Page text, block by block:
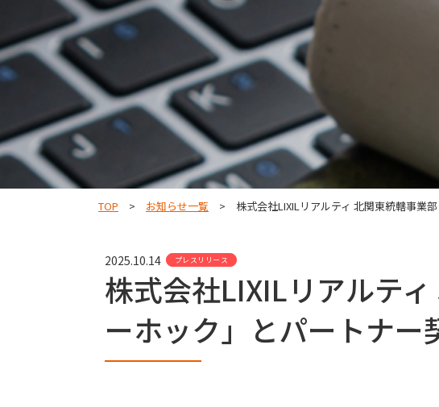
TOP お知らせ一覧 株式会社LIXILリアルティ 北関東統轄事業
2025.10.14 プレスリリース
株式会社LIXILリアルテ
ーホック」とパートナー